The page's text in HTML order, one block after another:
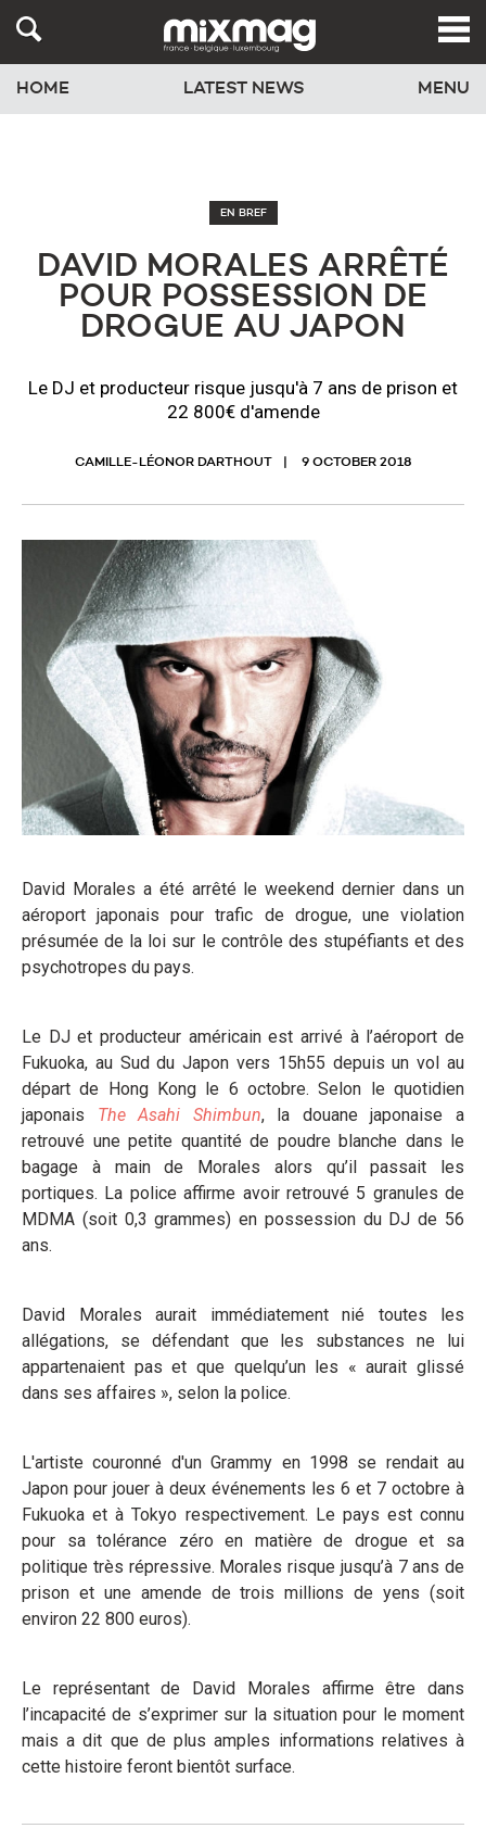
HOME LATEST NEWS MENU
EN BREF
DAVID MORALES ARRÊTÉ
POUR POSSESSION DE
DROGUE AU JAPON
Le DJ et producteur risque jusqu'à 7 ans de prison et
22 800€ d'amende
CAMILLE-LÉONOR DARTHOUT 9 OCTOBER 2018
David Morales a été arrêté le weekend dernier dans un
aéroport japonais pour trafic de drogue, une violation
présumée de la loi sur le contrôle des stupéfiants et des
psychotropes du pays.
Le DJ et producteur américain est arrivé à l’aéroport de
Fukuoka, au Sud du Japon vers 15h55 depuis un vol au
départ de Hong Kong le 6 octobre. Selon le quotidien
japonais The Asahi Shimbun, la douane japonaise a
retrouvé une petite quantité de poudre blanche dans le
bagage à main de Morales alors qu’il passait les
portiques. La police affirme avoir retrouvé 5 granules de
MDMA (soit 0,3 grammes) en possession du DJ de 56
ans.
David Morales aurait immédiatement nié toutes les
allégations, se défendant que les substances ne lui
appartenaient pas et que quelqu’un les « aurait glissé
dans ses affaires », selon la police.
L'artiste couronné d'un Grammy en 1998 se rendait au
Japon pour jouer à deux événements les 6 et 7 octobre à
Fukuoka et à Tokyo respectivement. Le pays est connu
pour sa tolérance zéro en matière de drogue et sa
politique très répressive. Morales risque jusqu’à 7 ans de
prison et une amende de trois millions de yens (soit
environ 22 800 euros).
Le représentant de David Morales affirme être dans
l’incapacité de s’exprimer sur la situation pour le moment
mais a dit que de plus amples informations relatives à
cette histoire feront bientôt surface.